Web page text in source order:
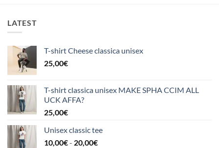
LATEST
T-shirt Cheese classica unisex
25,00€
T-shirt classica unisex MAKE SPHA CCIM ALL
UCK AFFA?
25,00€
Unisex classic tee
10,00€- 20,00€Fascia